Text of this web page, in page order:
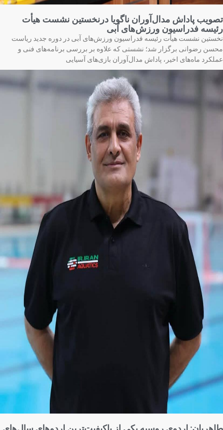
پاداش مدال‌آوران ناگویا درنخستین نشست هیأت
فدراسیون ورزش‌های آبی
نشست هیأت رئیسه فدراسیون ورزش‌های آبی در دوره جدید ریاست
رضوانی برگزار شد؛ نشستی که علاوه بر بررسی برنامه‌های فنی و
ماه‌های اخیر، پاداش مدال‌آوران بازی‌های آسیایی